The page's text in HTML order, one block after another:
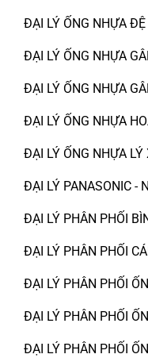
ĐẠI LÝ ỐNG NHỰA
ĐẠI LÝ ỐNG NHỰA
ĐẠI LÝ ỐNG NHỰA
ĐẠI LÝ ỐNG NHỰA
ĐẠI LÝ ỐNG NHỰA LÝ
ĐẠI LÝ PANASONIC -
ĐẠI LÝ PHÂN PHỐI
ĐẠI LÝ PHÂN PHỐI
ĐẠI LÝ PHÂN PHỐI
ĐẠI LÝ PHÂN PHỐI
ĐẠI LÝ PHÂN PHỐI